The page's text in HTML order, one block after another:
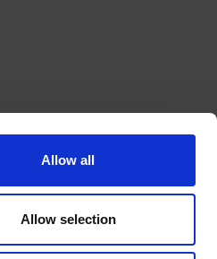
Allow all
Allow selection